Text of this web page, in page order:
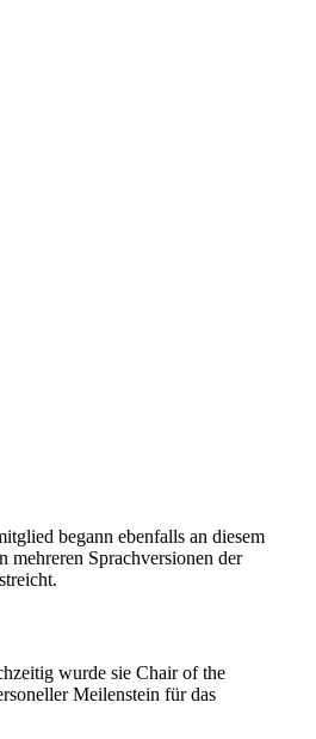
begann ebenfalls an diesem
Sprachversionen der
wurde sie Chair of the
Meilenstein für das